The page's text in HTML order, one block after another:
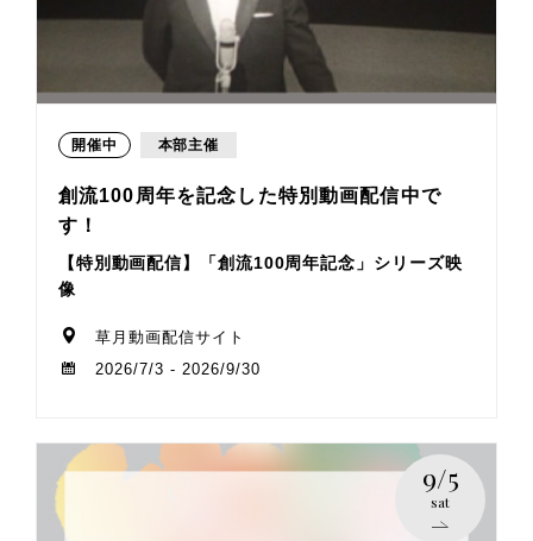
開催中 本部主催
創流100周年を記念した特別動画配信中で
す！
【特別動画配信】「創流100周年記念」シリーズ映
像
草月動画配信サイト
2026/7/3 - 2026/9/30
9/5
sat